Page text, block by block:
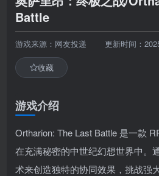
Battle
游戏来源：网友投递 更新时间：
收藏
游戏介绍
Ortharion: The Last Battle 是一款
在充满秘密的中世纪幻想世界中。
术来创造独特的协同效果，挑战强